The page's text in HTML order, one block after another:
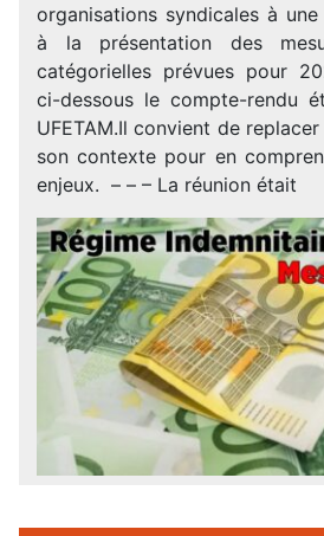
organisations syndicales à
à la présentation des
catégorielles prévues pour
ci-dessous le compte-rendu
UFETAM.Il convient de
son contexte pour en
enjeux. – – – La réunion était